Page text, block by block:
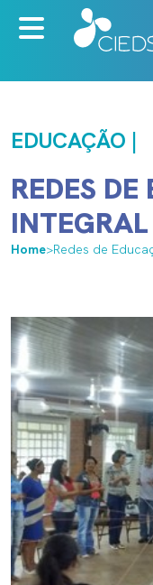
EDUCAÇÃO |
REDES
INTEGRAL
Home>Redes de